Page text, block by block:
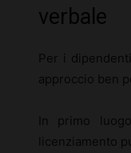
verbale
Per i
approccio ben
In primo
licenziamento